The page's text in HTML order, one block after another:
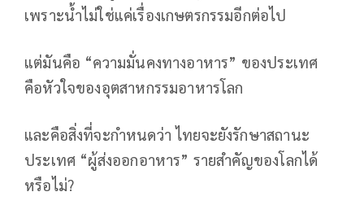
เพราะน้ำไม่ใช่แค่เรื่องเกษตรกรรมอีกต่อไป
แต่มันคือ “ความมั่นคงทางอาหาร” ของประเทศ
คือหัวใจของอุตสาหกรรมอาหารโลก
และคือสิ่งที่จะกำหนดว่า ไทยจะยังรักษาสถานะ
ประเทศ “ผู้ส่งออกอาหาร” รายสำคัญของโลกได้
หรือไม่?